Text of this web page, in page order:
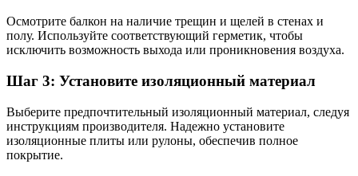
Осмотрите балкон на наличие трещин и щелей в стенах и
полу. Используйте соответствующий герметик, чтобы
исключить возможность выхода или проникновения воздуха.
Шаг 3: Установите изоляционный материал
Выберите предпочтительный изоляционный материал, следуя
инструкциям производителя. Надежно установите
изоляционные плиты или рулоны, обеспечив полное
покрытие.